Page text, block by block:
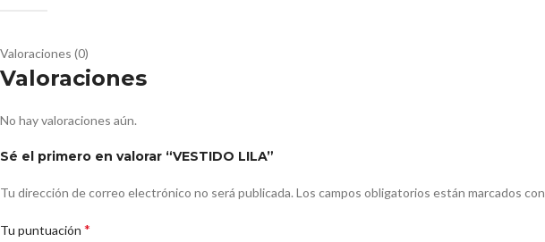
Valoraciones (0)
Valoraciones
No hay valoraciones aún.
Sé el primero en valorar “VESTIDO LILA”
Tu dirección de correo electrónico no será publicada. Los campos obligatorios están marcados con
Tu puntuación *